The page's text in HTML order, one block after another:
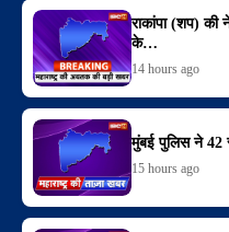
राकांपा (शप) की
के…
14 hours ago
मुंबई पुलिस ने 42
15 hours ago